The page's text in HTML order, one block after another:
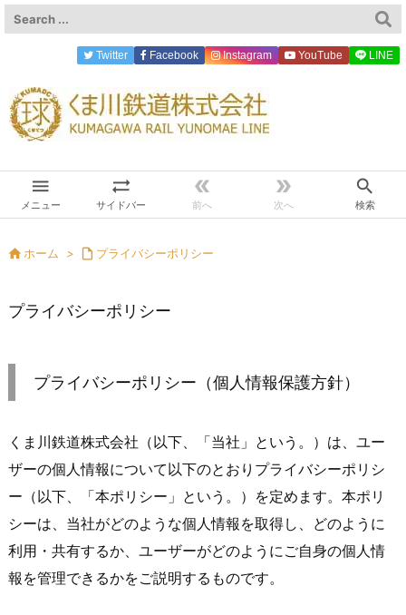

メニュー

サイドバー

前へ

次へ

検索
Twitter Facebook Instagram YouTube LINE
 ホーム >  プライバシーポリシー
プライバシーポリシー
プライバシーポリシー（個人情報保護方針）
くま川鉄道株式会社（以下、「当社」という。）は、ユー
ザーの個人情報について以下のとおりプライバシーポリシ
ー（以下、「本ポリシー」という。）を定めます。本ポリ
シーは、当社がどのような個人情報を取得し、どのように
利用・共有するか、ユーザーがどのようにご自身の個人情
報を管理できるかをご説明するものです。